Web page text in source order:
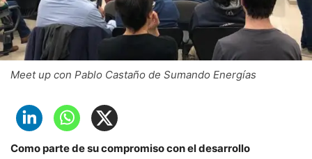
Meet up con Pablo Castaño de Sumando Energías
Como parte de su compromiso con el desarrollo